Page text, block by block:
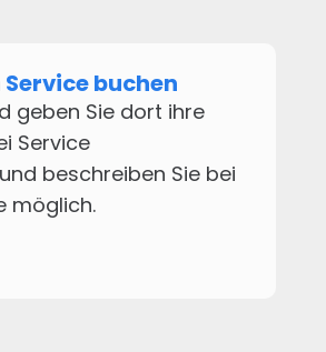
Service buchen
geben Sie dort ihre
Service
beschreiben Sie bei
möglich.